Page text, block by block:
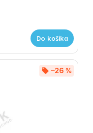
Do košíka
–26 %